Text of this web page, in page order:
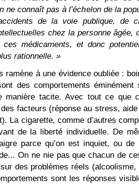
ne connaît pas à l’échelon de la
de la voie publique, de
chez la personne âgée,
ces médicaments, et donc
rationnelle. »
ramène à une évidence oubliée :
des comportements
manière tacite. Avec tout ce que
facteurs (réponse au stress,
La cigarette, comme d’autres
de la liberté individuelle. De
parce qu’on est inquiet, ou
On ne nie pas que chacun de
des problèmes réels
sont les réponses